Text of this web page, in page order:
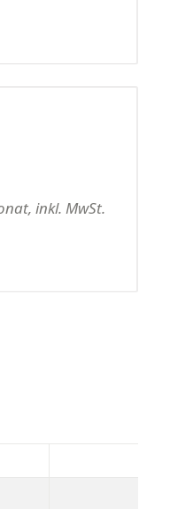
inkl. MwSt.